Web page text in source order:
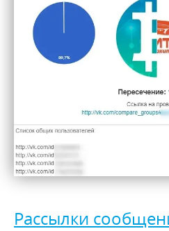
Рассылки